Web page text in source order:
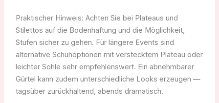
Praktischer Hinweis: Achten Sie bei Plateaus und
Stilettos auf die Bodenhaftung und die Möglichkeit,
Stufen sicher zu gehen. Für längere Events sind
alternative Schuhoptionen mit verstecktem Plateau oder
leichter Sohle sehr empfehlenswert. Ein abnehmbarer
Gürtel kann zudem unterschiedliche Looks erzeugen —
tagsüber zurückhaltend, abends dramatisch.